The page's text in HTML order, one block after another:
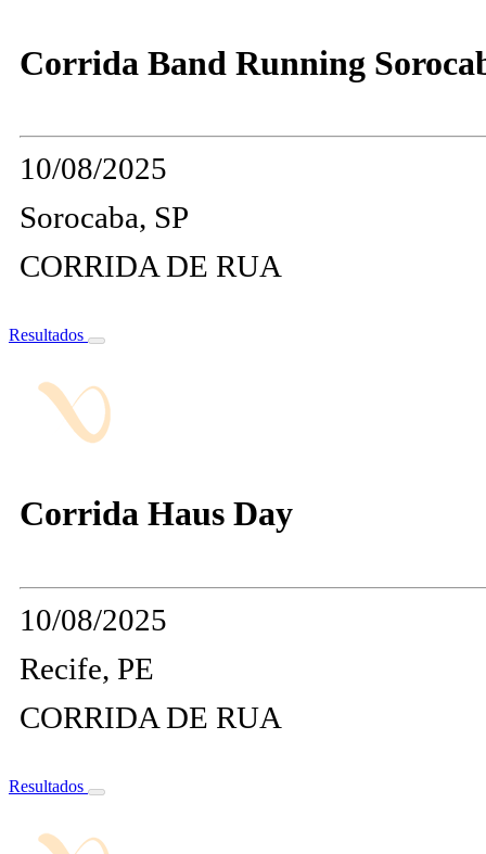
Corrida Band Running
10/08/2025
Sorocaba, SP
CORRIDA DE RUA
Resultados
Corrida Haus Day
10/08/2025
Recife, PE
CORRIDA DE RUA
Resultados